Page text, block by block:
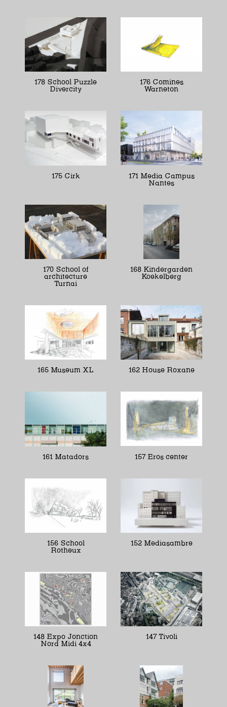
178 School Puzzle
Divercity
176 Comines
Warneton
175 Cirk
171 Media Campus
Nantes
170 School of
architecture
Turnai
168 Kindergarden
Koekelberg
165 Museum XL 162 House Roxane
161 Matadors 157 Eros center
156 School
Rotheux
152 Mediasambre
148 Expo Jonction
Nord Midi 4x4
147 Tivoli